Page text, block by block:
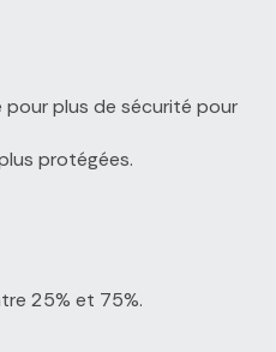
pour plus de sécurité pour
protégées.
25% et 75%.